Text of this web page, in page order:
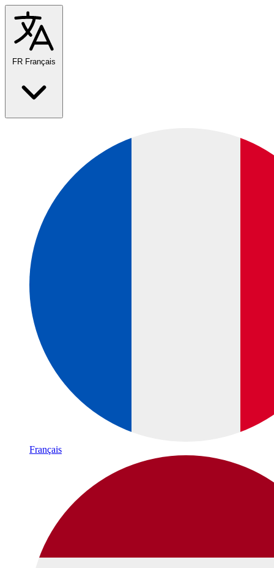
FR Français
Français